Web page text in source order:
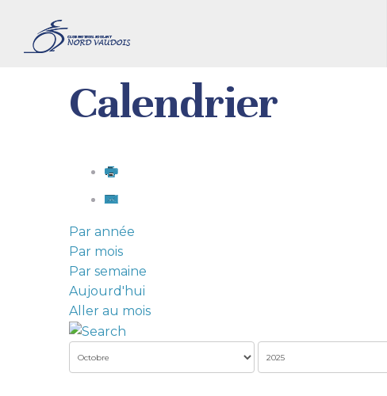
Calendrier
Par année
Par mois
Par semaine
Aujourd'hui
Aller au mois